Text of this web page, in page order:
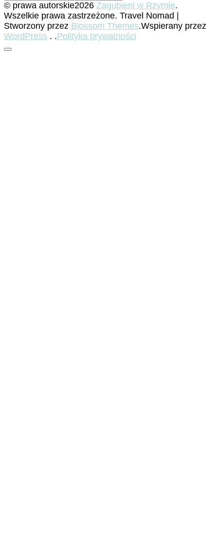
© prawa autorskie2026 Zagubieni w Rzymie.
Wszelkie prawa zastrzeżone. Travel Nomad |
Stworzony przez Blossom Themes.Wspierany przez
WordPress . .Polityka prywatności